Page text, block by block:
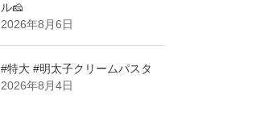
ル🧀
2026年8月6日
#特大 #明太子クリームパスタ
2026年8月4日